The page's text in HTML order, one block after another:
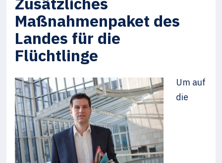
Maßnahmenpaket des
Landes für die
Flüchtlinge
Um auf
die